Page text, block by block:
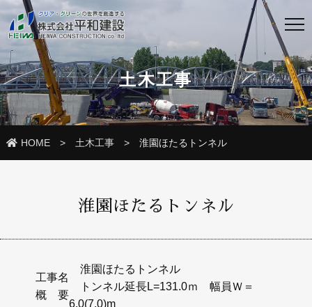
土木工事
HOME 土木工事 淮園ほたるトンネル
淮園ほたるトンネル
工事名
概 要
淮園ほたるトンネル
トンネル延長L=131.0ｍ 幅員Ｗ＝
6.0(7.0)m